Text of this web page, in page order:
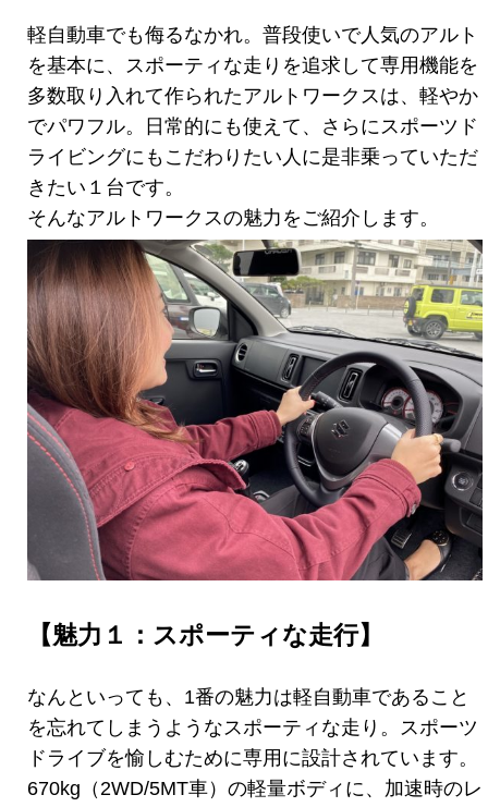
軽自動車でも侮るなかれ。普段使いで人気のアルト
を基本に、スポーティな走りを追求して専用機能を
多数取り入れて作られたアルトワークスは、軽やか
でパワフル。日常的にも使えて、さらにスポーツド
ライビングにもこだわりたい人に是非乗っていただ
きたい１台です。
そんなアルトワークスの魅力をご紹介します。
【魅力１：スポーティな走行】
なんといっても、1番の魅力は軽自動車であること
を忘れてしまうようなスポーティな走り。スポーツ
ドライブを愉しむために専用に設計されています。
670kg（2WD/5MT車）の軽量ボディに、加速時のレ